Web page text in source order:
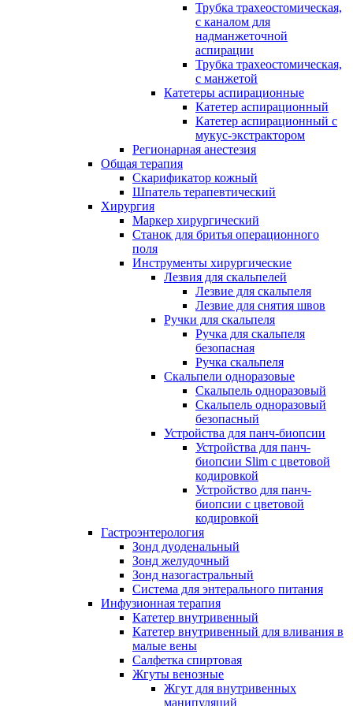
Трубка трахеостомическая,
с каналом для
надманжеточной
аспирации
Трубка трахеостомическая,
с манжетой
Катетеры аспирационные
Катетер аспирационный
Катетер аспирационный с
мукус-экстрактором
Регионарная анестезия
Общая терапия
Скарификатор кожный
Шпатель терапевтический
Хирургия
Маркер хирургический
Станок для бритья операционного
поля
Инструменты хирургические
Лезвия для скальпелей
Лезвие для скальпеля
Лезвие для снятия швов
Ручки для скальпеля
Ручка для скальпеля
безопасная
Ручка скальпеля
Скальпели одноразовые
Скальпель одноразовый
Скальпель одноразовый
безопасный
Устройства для панч-биопсии
Устройства для панч-
биопсии Slim с цветовой
кодировкой
Устройство для панч-
биопсии с цветовой
кодировкой
Гастроэнтерология
Зонд дуоденальный
Зонд желудочный
Зонд назогастральный
Система для энтерального питания
Инфузионная терапия
Катетер внутривенный
Катетер внутривенный для вливания в
малые вены
Салфетка спиртовая
Жгуты венозные
Жгут для внутривенных
манипуляций